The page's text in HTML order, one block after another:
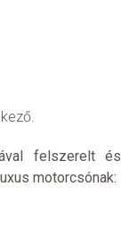
felszerelt és
motorcsónak: